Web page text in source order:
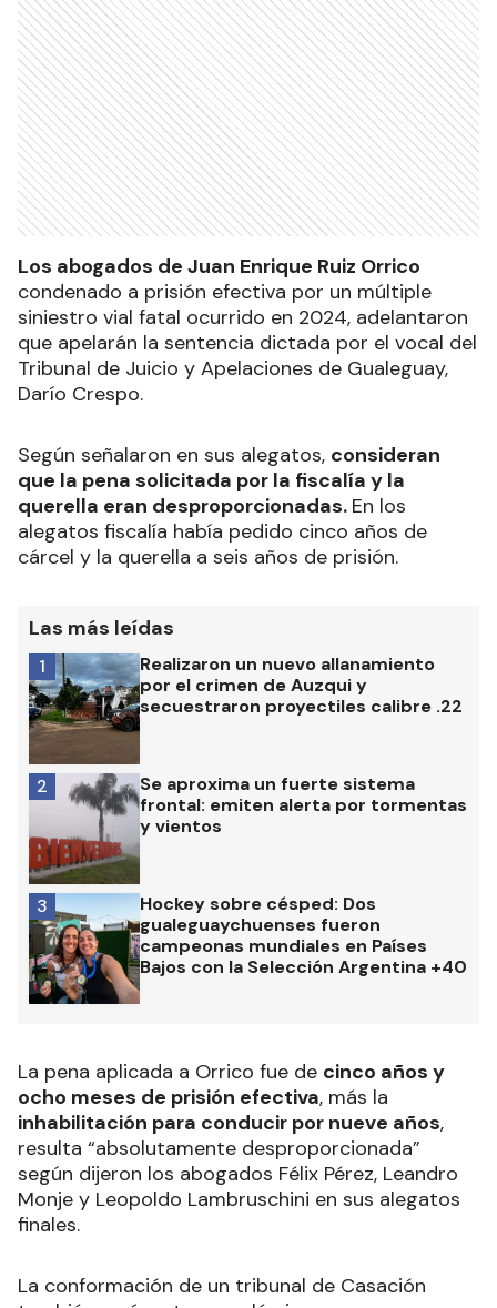
Los abogados de Juan Enrique Ruiz Orrico
condenado a prisión efectiva por un múltiple
siniestro vial fatal ocurrido en 2024, adelantaron
que apelarán la sentencia dictada por el vocal del
Tribunal de Juicio y Apelaciones de Gualeguay,
Darío Crespo.
Según señalaron en sus alegatos, consideran
que la pena solicitada por la fiscalía y la
querella eran desproporcionadas. En los
alegatos fiscalía había pedido cinco años de
cárcel y la querella a seis años de prisión.
Las más leídas
Realizaron un nuevo allanamiento
por el crimen de Auzqui y
secuestraron proyectiles calibre .22
1
Se aproxima un fuerte sistema
frontal: emiten alerta por tormentas
y vientos
2
Hockey sobre césped: Dos
gualeguaychuenses fueron
campeonas mundiales en Países
Bajos con la Selección Argentina +40
3
La pena aplicada a Orrico fue de cinco años y
ocho meses de prisión efectiva, más la
inhabilitación para conducir por nueve años,
resulta “absolutamente desproporcionada”
según dijeron los abogados Félix Pérez, Leandro
Monje y Leopoldo Lambruschini en sus alegatos
finales.
La conformación de un tribunal de Casación